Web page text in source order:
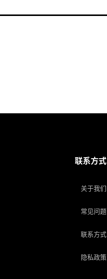
联系方式
关于我们
常见问题
联系方式
隐私政策